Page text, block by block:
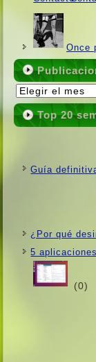
Once
Publicaciones
Top 20
Guí­a
¿Por qué
5
(0)